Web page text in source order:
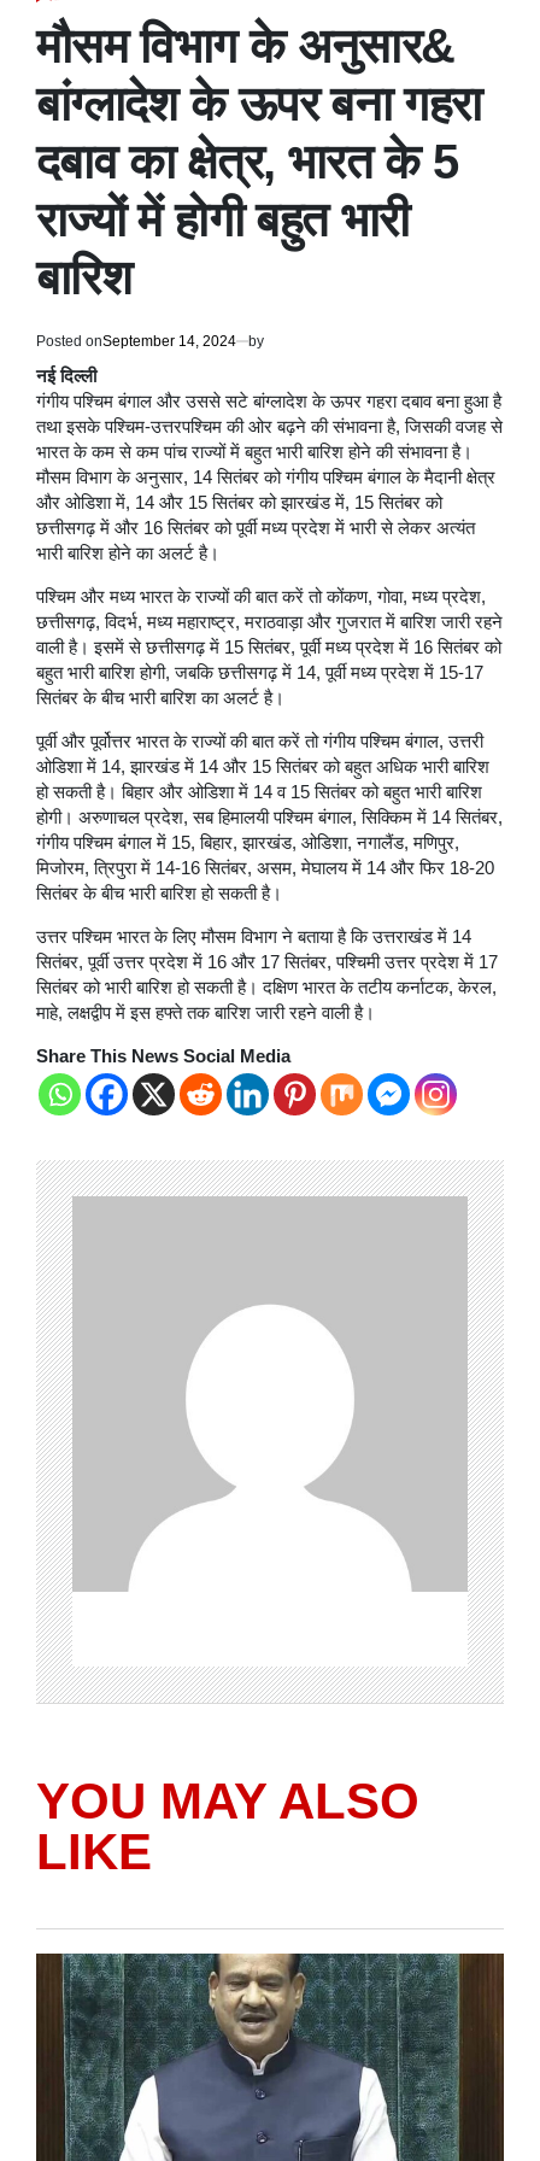
मौसम विभाग के अनुसार&
बांग्लादेश के ऊपर बना गहरा
दबाव का क्षेत्र, भारत के 5
राज्यों में होगी बहुत भारी
बारिश
Posted onSeptember 14, 2024 by
नई दिल्ली
गंगीय पश्चिम बंगाल और उससे सटे बांग्लादेश के ऊपर गहरा दबाव बना हुआ है
तथा इसके पश्चिम-उत्तरपश्चिम की ओर बढ़ने की संभावना है, जिसकी वजह से
भारत के कम से कम पांच राज्यों में बहुत भारी बारिश होने की संभावना है।
मौसम विभाग के अनुसार, 14 सितंबर को गंगीय पश्चिम बंगाल के मैदानी क्षेत्र
और ओडिशा में, 14 और 15 सितंबर को झारखंड में, 15 सितंबर को
छत्तीसगढ़ में और 16 सितंबर को पूर्वी मध्य प्रदेश में भारी से लेकर अत्यंत
भारी बारिश होने का अलर्ट है।
पश्चिम और मध्य भारत के राज्यों की बात करें तो कोंकण, गोवा, मध्य प्रदेश,
छत्तीसगढ़, विदर्भ, मध्य महाराष्ट्र, मराठवाड़ा और गुजरात में बारिश जारी रहने
वाली है। इसमें से छत्तीसगढ़ में 15 सितंबर, पूर्वी मध्य प्रदेश में 16 सितंबर को
बहुत भारी बारिश होगी, जबकि छत्तीसगढ़ में 14, पूर्वी मध्य प्रदेश में 15-17
सितंबर के बीच भारी बारिश का अलर्ट है।
पूर्वी और पूर्वोत्तर भारत के राज्यों की बात करें तो गंगीय पश्चिम बंगाल, उत्तरी
ओडिशा में 14, झारखंड में 14 और 15 सितंबर को बहुत अधिक भारी बारिश
हो सकती है। बिहार और ओडिशा में 14 व 15 सितंबर को बहुत भारी बारिश
होगी। अरुणाचल प्रदेश, सब हिमालयी पश्चिम बंगाल, सिक्किम में 14 सितंबर,
गंगीय पश्चिम बंगाल में 15, बिहार, झारखंड, ओडिशा, नगालैंड, मणिपुर,
मिजोरम, त्रिपुरा में 14-16 सितंबर, असम, मेघालय में 14 और फिर 18-20
सितंबर के बीच भारी बारिश हो सकती है।
उत्तर पश्चिम भारत के लिए मौसम विभाग ने बताया है कि उत्तराखंड में 14
सितंबर, पूर्वी उत्तर प्रदेश में 16 और 17 सितंबर, पश्चिमी उत्तर प्रदेश में 17
सितंबर को भारी बारिश हो सकती है। दक्षिण भारत के तटीय कर्नाटक, केरल,
माहे, लक्षद्वीप में इस हफ्ते तक बारिश जारी रहने वाली है।
Share This News Social Media
YOU MAY ALSO
LIKE